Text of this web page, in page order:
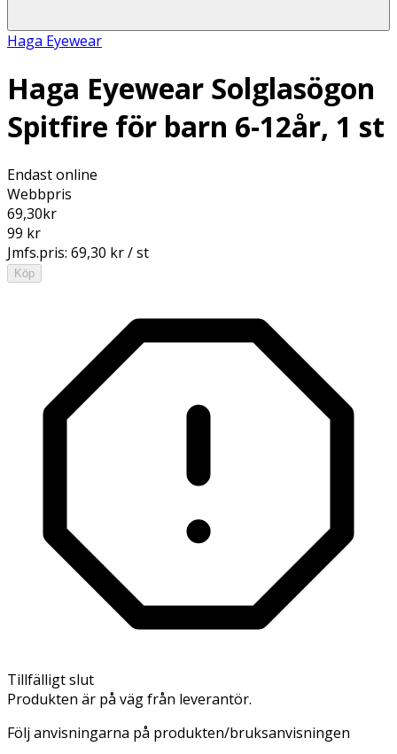
Haga Eyewear
Haga Eyewear Solglasögon
Spitfire för barn 6-12år, 1 st
Endast online
Webbpris
69,30kr
99 kr
Jmfs.pris: 69,30 kr / st
Köp
Tillfälligt slut
Produkten är på väg från leverantör.
Följ anvisningarna på produkten/bruksanvisningen